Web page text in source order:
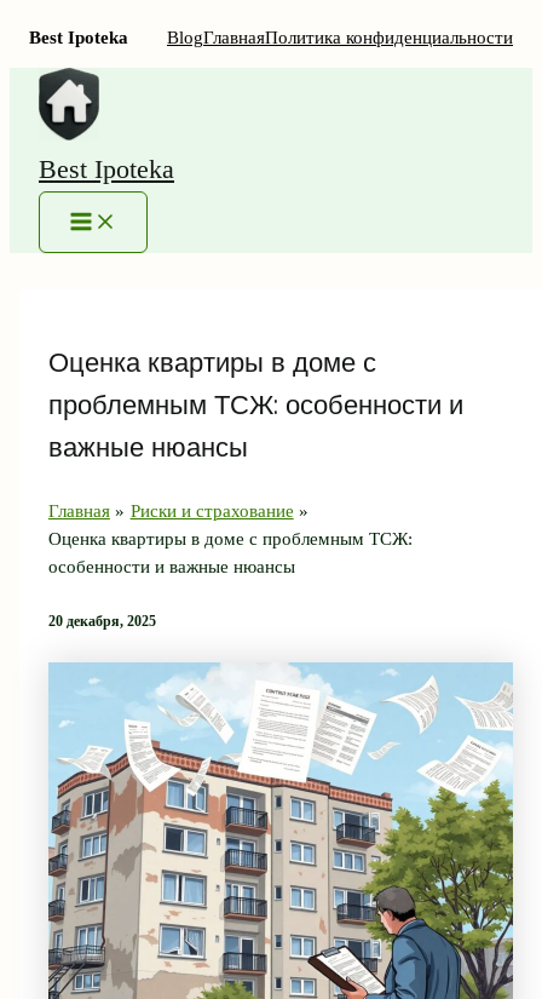
Best Ipoteka BlogГлавнаяПолитика конфиденциальности
Перейти
содержимому
Best Ipoteka
MAIN
MENU
Оценка квартиры в доме с
проблемным ТСЖ: особенности и
важные нюансы
Главная
Риски и страхование
Оценка квартиры в доме с проблемным ТСЖ:
особенности и важные нюансы
20 декабря, 2025